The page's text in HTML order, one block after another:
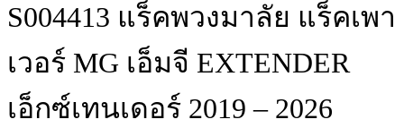
S004413 แร็คพวงมาลัย แร็คเพา
เวอร์ MG เอ็มจี EXTENDER
เอ็กซ์เทนเดอร์ 2019 – 2026